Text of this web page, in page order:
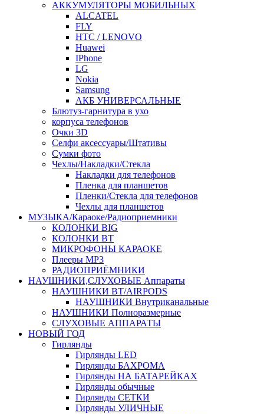
АККУМУЛЯТОРЫ МОБИЛЬНЫХ
ALCATEL
FLY
HTC / LENOVO
Huawei
IPhone
LG
Nokia
Samsung
АКБ УНИВЕРСАЛЬНЫЕ
Блютуз-гарнитура в ухо
корпуса телефонов
Очки 3D
Селфи аксессуары/Штативы
Сумки фото
Чехлы/Накладки/Стекла
Накладки для телефонов
Пленка для планшетов
Пленки/Стекла для телефонов
Чехлы для планшетов
МУЗЫКА/Караоке/Радиоприемники
КОЛОНКИ BIG
КОЛОНКИ BT
МИКРОФОНЫ КАРАОКЕ
Плееры MP3
РАДИОПРИЁМНИКИ
НАУШНИКИ,СЛУХОВЫЕ Аппараты
НАУШНИКИ BT/AIRPODS
НАУШНИКИ Внутриканальные
НАУШНИКИ Полноразмерные
СЛУХОВЫЕ АППАРАТЫ
НОВЫЙ ГОД
Гирлянды
Гирлянды LED
Гирлянды БАХРОМА
Гирлянды НА БАТАРЕЙКАХ
Гирлянды обычные
Гирлянды СЕТКИ
Гирлянды УЛИЧНЫЕ